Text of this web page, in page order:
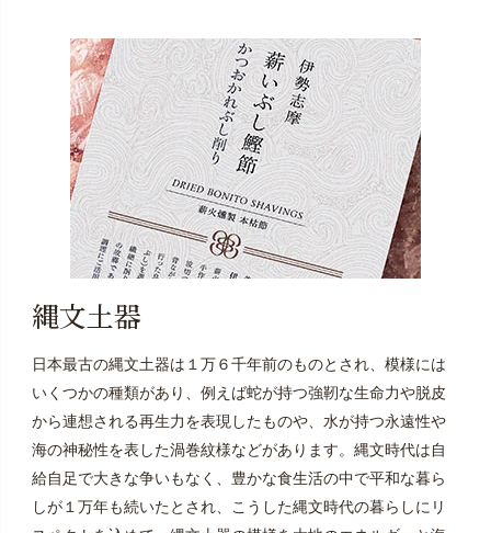
縄文土器
日本最古の縄文土器は１万６千年前のものとされ、模様には
いくつかの種類があり、例えば蛇が持つ強靭な生命力や脱皮
から連想される再生力を表現したものや、水が持つ永遠性や
海の神秘性を表した渦巻紋様などがあります。縄文時代は自
給自足で大きな争いもなく、豊かな食生活の中で平和な暮ら
しが１万年も続いたとされ、こうした縄文時代の暮らしにリ